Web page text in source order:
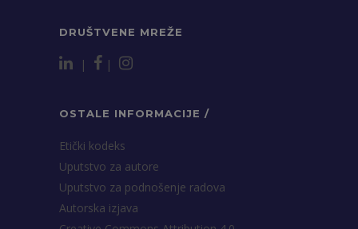
DRUŠTVENE MREŽE
| |
OSTALE INFORMACIJE /
Etički kodeks
Uputstvo za autore
Uputstvo za podnošenje radova
Autorska izjava